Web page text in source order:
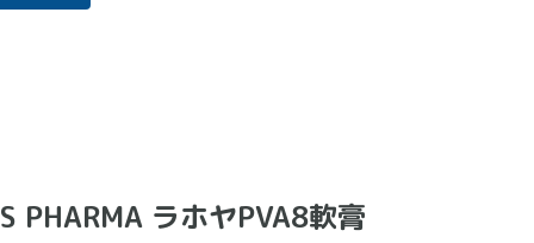
PHARMA ラホヤPVA8軟膏